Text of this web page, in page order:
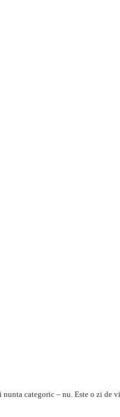
categoric – nu. Este o zi de